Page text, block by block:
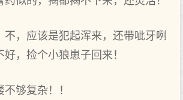
不，应该是犯起浑来，还带呲牙咧
，捡个小狼崽子回来！
够复杂！！